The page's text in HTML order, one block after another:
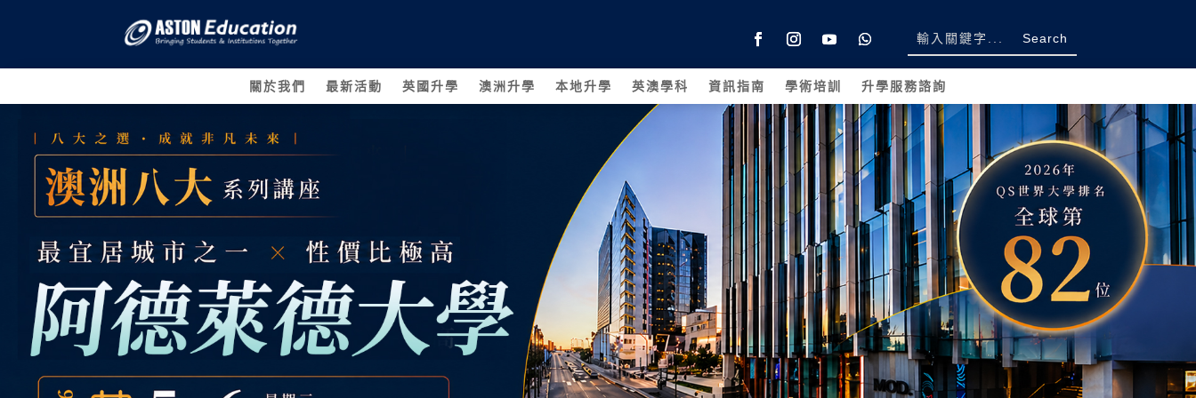
關於我們 最新活動 英國升學 澳洲升學 本地升學 英澳學科 資訊指南 學術培訓 升學服務諮詢